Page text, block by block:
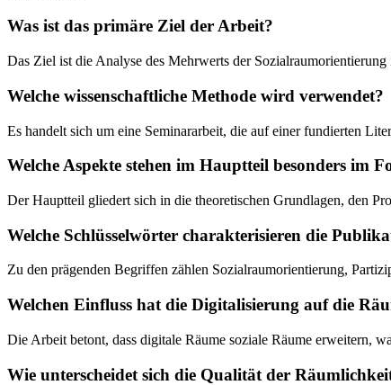
Was ist das primäre Ziel der Arbeit?
Das Ziel ist die Analyse des Mehrwerts der
Welche wissenschaftliche Methode wird verwendet?
Es handelt sich um eine Seminararbeit, die auf einer fundierten
Welche Aspekte stehen im Hauptteil besonders im
Der Hauptteil gliedert sich in die theoretischen Grundlagen, den
Welche Schlüsselwörter charakterisieren die
Zu den prägenden Begriffen zählen Sozialraumorientierung,
Welchen Einfluss hat die Digitalisierung auf die
Die Arbeit betont, dass digitale Räume soziale Räume erweitern,
Wie unterscheidet sich die Qualität der